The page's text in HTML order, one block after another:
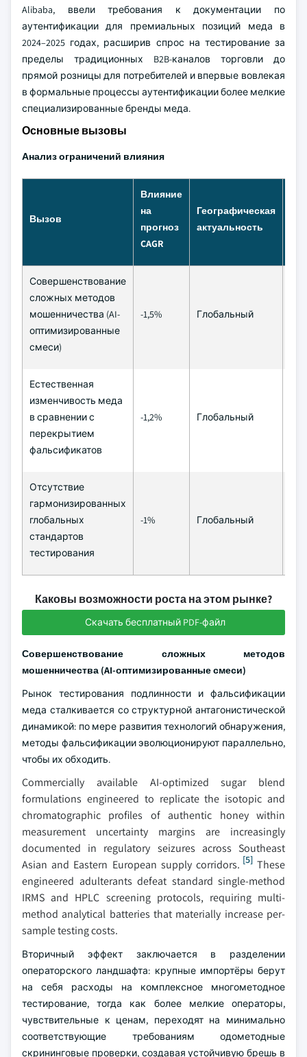
Alibaba, ввели требования к документации по
аутентификации для премиальных позиций меда в
2024–2025 годах, расширив спрос на тестирование за
пределы традиционных B2B-каналов торговли до
прямой розницы для потребителей и впервые вовлекая
в формальные процессы аутентификации более мелкие
специализированные бренды меда.
Основные вызовы
Анализ ограничений влияния
Вызов
Влияние
на
прогноз
CAGR
Географическая
актуальность
Совершенствование
сложных методов
мошенничества (AI-
оптимизированные
смеси)
-1,5% Глобальный
Естественная
изменчивость меда
в сравнении с
перекрытием
фальсификатов
-1,2% Глобальный
Отсутствие
гармонизированных
глобальных
стандартов
тестирования
-1% Глобальный
Каковы возможности роста на этом рынке?
Скачать бесплатный PDF-файл
Совершенствование сложных методов
мошенничества (AI-оптимизированные смеси)
Рынок тестирования подлинности и фальсификации
меда сталкивается со структурной антагонистической
динамикой: по мере развития технологий обнаружения,
методы фальсификации эволюционируют параллельно,
чтобы их обходить.
Commercially available AI-optimized sugar blend
formulations engineered to replicate the isotopic and
chromatographic profiles of authentic honey within
measurement uncertainty margins are increasingly
documented in regulatory seizures across Southeast
Asian and Eastern European supply corridors. [5]These
engineered adulterants defeat standard single-method
IRMS and HPLC screening protocols, requiring multi-
method analytical batteries that materially increase per-
sample testing costs.
Вторичный эффект заключается в разделении
операторского ландшафта: крупные импортёры берут
на себя расходы на комплексное многометодное
тестирование, тогда как более мелкие операторы,
чувствительные к ценам, переходят на минимально
соответствующие требованиям одометодные
скрининговые проверки, создавая устойчивую брешь в